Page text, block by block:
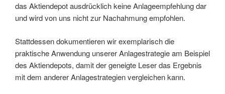
das Aktiendepot ausdrücklich keine Anlageempfehlung dar
und wird von uns nicht zur Nachahmung empfohlen.
Stattdessen dokumentieren wir exemplarisch die
praktische Anwendung unserer Anlagestrategie am Beispiel
des Aktiendepots, damit der geneigte Leser das Ergebnis
mit dem anderer Anlagestrategien vergleichen kann.